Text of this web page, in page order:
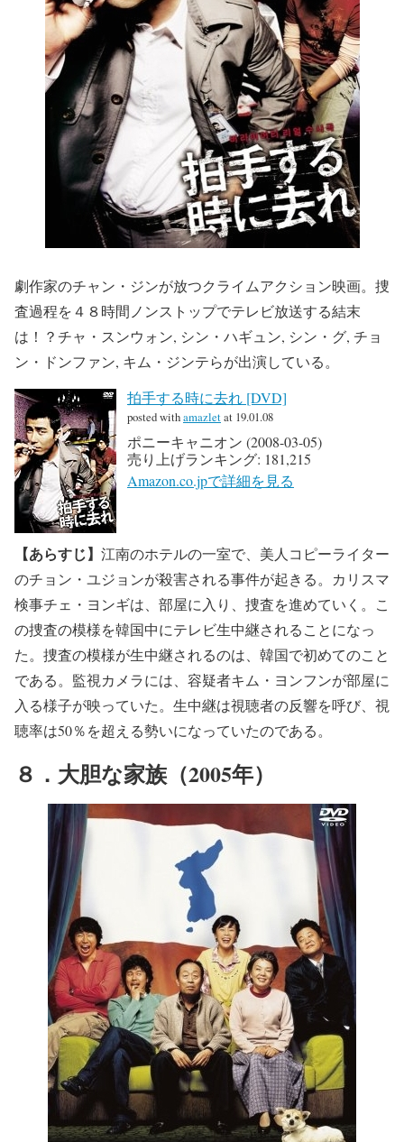
劇作家のチャン・ジンが放つクライムアクション映画。捜
査過程を４８時間ノンストップでテレビ放送する結末
は！？チャ・スンウォン, シン・ハギュン, シン・グ, チョ
ン・ドンファン, キム・ジンテらが出演している。
拍手する時に去れ [DVD]
posted withamazletat 19.01.08
ポニーキャニオン (2008-03-05)
売り上げランキング: 181,215
Amazon.co.jpで詳細を見る
【あらすじ】 江南のホテルの一室で、美人コピーライター
のチョン・ユジョンが殺害される事件が起きる。カリスマ
検事チェ・ヨンギは、部屋に入り、捜査を進めていく。こ
の捜査の模様を韓国中にテレビ生中継されることになっ
た。捜査の模様が生中継されるのは、韓国で初めてのこと
である。監視カメラには、容疑者キム・ヨンフンが部屋に
入る様子が映っていた。生中継は視聴者の反響を呼び、視
聴率は50％を超える勢いになっていたのである。
８．大胆な家族（2005年）